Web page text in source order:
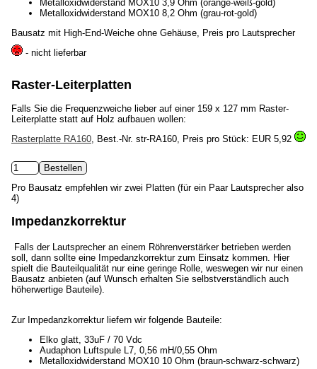
Metalloxidwiderstand MOX10 3,9 Ohm (orange-weiß-gold)
Metalloxidwiderstand MOX10 8,2 Ohm (grau-rot-gold)
Bausatz mit High-End-Weiche ohne Gehäuse, Preis pro Lautsprecher
- nicht lieferbar
Raster-Leiterplatten
Falls Sie die Frequenzweiche lieber auf einer 159 x 127 mm Raster-
Leiterplatte statt auf Holz aufbauen wollen:
Rasterplatte RA160 , Best.-Nr. str-RA160, Preis pro Stück: EUR 5,92
Pro Bausatz empfehlen wir zwei Platten (für ein Paar Lautsprecher also
4)
Impedanzkorrektur
Falls der Lautsprecher an einem Röhrenverstärker betrieben werden
soll, dann sollte eine Impedanzkorrektur zum Einsatz kommen. Hier
spielt die Bauteilqualität nur eine geringe Rolle, weswegen wir nur einen
Bausatz anbieten (auf Wunsch erhalten Sie selbstverständlich auch
höherwertige Bauteile).
Zur Impedanzkorrektur liefern wir folgende Bauteile:
Elko glatt, 33uF / 70 Vdc
Audaphon Luftspule L7, 0,56 mH/0,55 Ohm
Metalloxidwiderstand MOX10 10 Ohm (braun-schwarz-schwarz)